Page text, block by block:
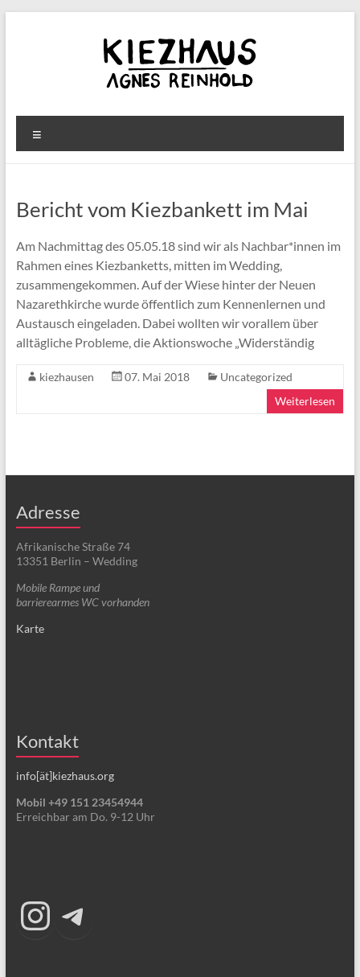
Kiezhaus
Agnes
Bericht vom Kiezbankett im Mai
Am Nachmittag des 05.05.18 sind wir als Nachbar*innen im
Rahmen eines Kiezbanketts, mitten im Wedding,
zusammengekommen. Auf der Wiese hinter der Neuen
Nazarethkirche wurde öffentlich zum Kennenlernen und
Austausch eingeladen. Dabei wollten wir vorallem über
alltägliche Probleme, die Aktionswoche „Widerständig
kiezhausen 07. Mai 2018
Uncategorized
Weiterlesen
Adresse
Afrikanische Straße 74
13351 Berlin – Wedding
Mobile Rampe und
barrierearmes WC vorhanden
Karte
Kontakt
info[ät]kiezhaus.org
Mobil +49 151 23454944
Erreichbar am Do. 9-12 Uhr
Instagram
Telegram